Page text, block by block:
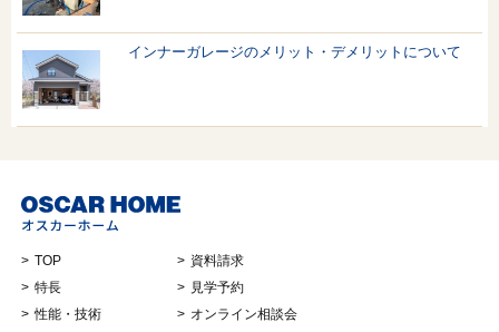
インナーガレージのメリット・デメリットについて
TOP
特長
性能・技術
資料請求
見学予約
オンライン相談会